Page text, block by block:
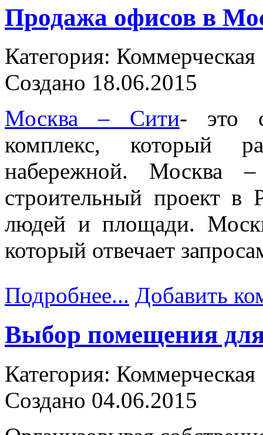
Продажа офисов в
Категория: Коммерческая
Создано 18.06.2015
Москва – Сити- это
комплекс, который
набережной. Москва
строительный проект в
людей и площади.
который отвечает
Подробнее... Добавить
Выбор помещения
Категория: Коммерческая
Создано 04.06.2015